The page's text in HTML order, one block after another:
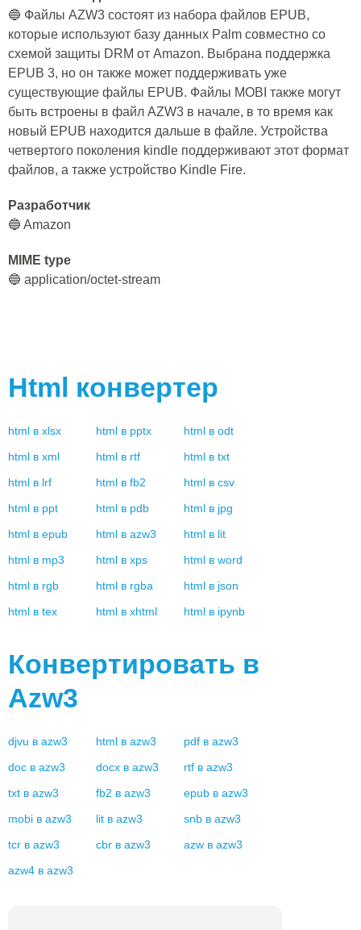
🔵 Файлы AZW3 состоят из набора файлов EPUB,
которые используют базу данных Palm совместно со
схемой защиты DRM от Amazon. Выбрана поддержка
EPUB 3, но он также может поддерживать уже
существующие файлы EPUB. Файлы MOBI также могут
быть встроены в файл AZW3 в начале, в то время как
новый EPUB находится дальше в файле. Устройства
четвертого поколения kindle поддерживают этот формат
файлов, а также устройство Kindle Fire.
Разработчик
🔵 Amazon
MIME type
🔵 application/octet-stream
Html конвертер
html в xlsx html в pptx html в odt
html в xml html в rtf html в txt
html в lrf html в fb2 html в csv
html в ppt html в pdb html в jpg
html в epub html в azw3 html в lit
html в mp3 html в xps html в word
html в rgb html в rgba html в json
html в tex html в xhtml html в ipynb
Конвертировать в
Azw3
djvu в azw3 html в azw3 pdf в azw3
doc в azw3 docx в azw3 rtf в azw3
txt в azw3 fb2 в azw3 epub в azw3
mobi в azw3 lit в azw3 snb в azw3
tcr в azw3 cbr в azw3 azw в azw3
azw4 в azw3